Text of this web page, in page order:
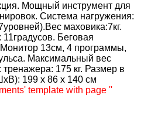
Мощный инструмент для
Система нагружения:
маховика:7кг.
Беговая
13см, 4 программы,
Максимальный вес
тренажера: 175 кг. Размер в
199 х 86 x 140 см
template with page ''